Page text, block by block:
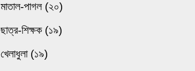
মাতাল-পাগল (২০)
ছাত্র-শিক্ষক (১৯)
খেলাধুলা (১৯)